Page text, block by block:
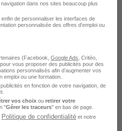
Courte
dans nos sites beaucoup plus
de personnaliser les interfaces de
personnalisée des offres d'emploi ou
(Facebook, Google Ads , Critéo,
vous proposer des publicités pour des
personnalisés afin d’augmenter vos
emploi ou une formation.
en fonction de votre navigation, de
vos choix ou retirer votre
"Gérer les traceurs" en bas de page.
Politique de confidentialité et notre